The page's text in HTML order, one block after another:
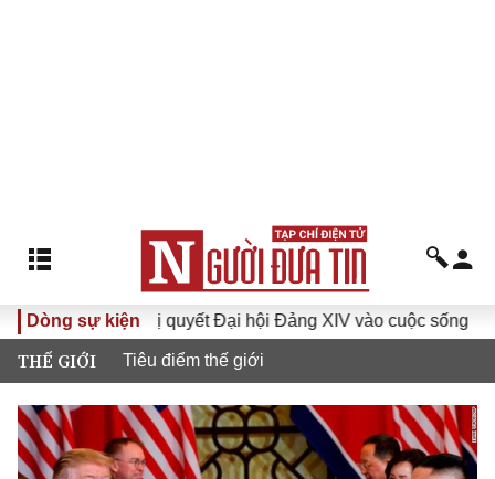
Dòng sự kiện
Đưa Nghị quyết Đại hội Đảng XIV vào cuộc sống
THẾ GIỚI Tiêu điểm thế giới